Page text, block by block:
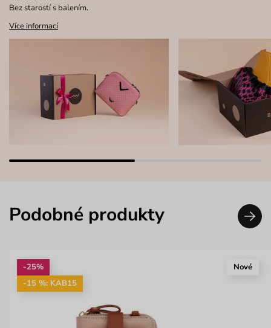
Bez starostí s balením.
Více informací
Podobné produkty
-25%
-15 %: KAB15
Nové